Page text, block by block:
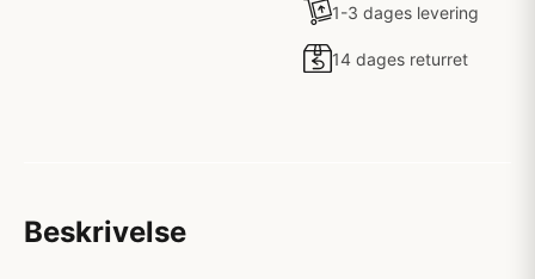
1-3 dages levering
14 dages returret
Beskrivelse